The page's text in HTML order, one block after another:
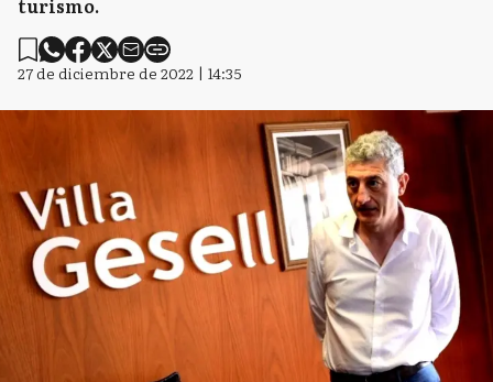
turismo.
27 de diciembre de 2022 | 14:35